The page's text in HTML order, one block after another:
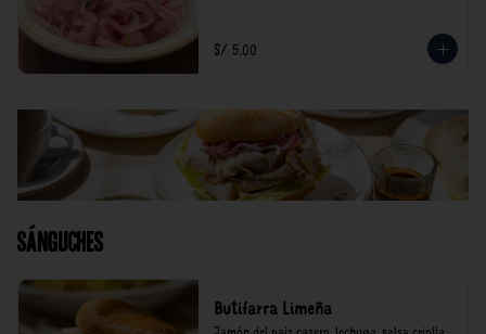
S/ 5.00
Sánguches
Butifarra Limeña